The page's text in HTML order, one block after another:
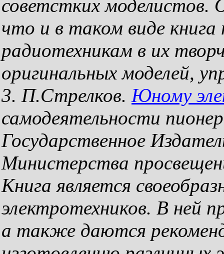
советстких моделистов.
что и в таком виде
радиотехникам в их
оригинальных моделей,
3. П.Стрелков. Юному
самодеятельности
Государственное
Министерства
Книга является
электротехников. В ней
а также даются